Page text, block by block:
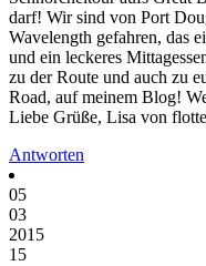
darf! Wir sind von Port
Wavelength gefahren, das
und ein leckeres
zu der Route und auch zu
Road, auf meinem Blog!
Liebe Grüße, Lisa von
Antworten
05
03
2015
15